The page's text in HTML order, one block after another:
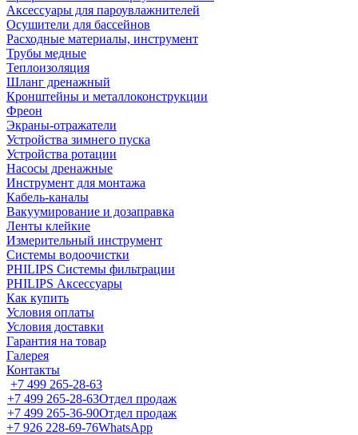
Аксессуары для пароувлажнителей
Осушители для бассейнов
Расходные материалы, инструмент
Трубы медные
Теплоизоляция
Шланг дренажный
Кронштейны и металлоконструкции
Фреон
Экраны-отражатели
Устройства зимнего пуска
Устройства ротации
Насосы дренажные
Инструмент для монтажа
Кабель-каналы
Вакуумирование и дозаправка
Ленты клейкие
Измерительный инструмент
Системы водоочистки
PHILIPS Системы фильтрации
PHILIPS Аксессуары
Как купить
Условия оплаты
Условия доставки
Гарантия на товар
Галерея
Контакты
+7 499 265-28-63
+7 499 265-28-63Отдел продаж
+7 499 265-36-90Отдел продаж
+7 926 228-69-76WhatsApp